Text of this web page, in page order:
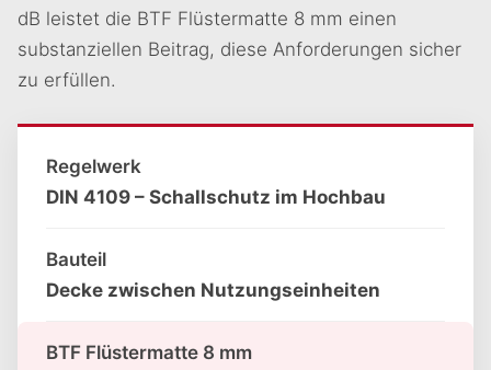
dB leistet die BTF Flüstermatte 8 mm einen
substanziellen Beitrag, diese Anforderungen sicher
zu erfüllen.
Regelwerk
DIN 4109 – Schallschutz im Hochbau
Bauteil
Decke zwischen Nutzungseinheiten
BTF Flüstermatte 8 mm